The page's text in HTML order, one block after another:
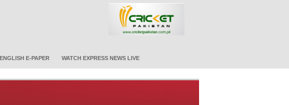
ENGLISH E-PAPER WATCH EXPRESS NEWS LIVE